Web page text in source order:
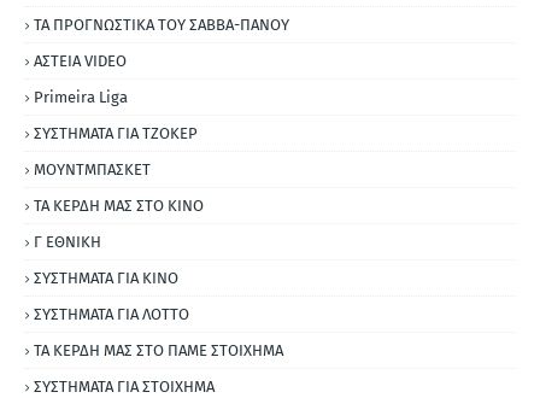
ΤΑ ΠΡΟΓΝΩΣΤΙΚΑ ΤΟΥ ΣΑΒΒΑ-ΠΑΝΟΥ
ΑΣΤΕΙΑ VIDEO
Primeira Liga
ΣΥΣΤΗΜΑΤΑ ΓΙΑ ΤΖΟΚΕΡ
ΜΟΥΝΤΜΠΑΣΚΕΤ
ΤΑ ΚΕΡΔΗ ΜΑΣ ΣΤΟ ΚΙΝΟ
Γ ΕΘΝΙΚΗ
ΣΥΣΤΗΜΑΤΑ ΓΙΑ ΚΙΝΟ
ΣΥΣΤΗΜΑΤΑ ΓΙΑ ΛΟΤΤΟ
ΤΑ ΚΕΡΔΗ ΜΑΣ ΣΤΟ ΠΑΜΕ ΣΤΟΙΧΗΜΑ
ΣΥΣΤΗΜΑΤΑ ΓΙΑ ΣΤΟΙΧΗΜΑ